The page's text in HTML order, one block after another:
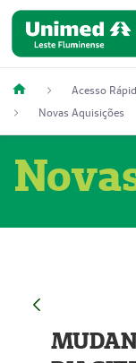
Acesso
Novas Aquisições